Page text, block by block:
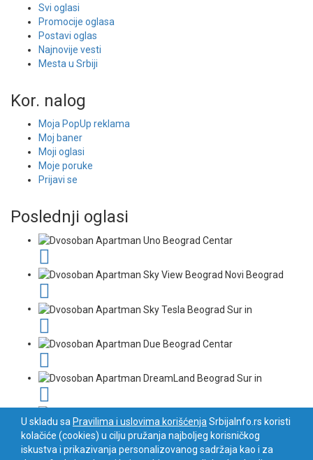
Svi oglasi
Promocije oglasa
Postavi oglas
Najnovije vesti
Mesta u Srbiji
Kor. nalog
Moja PopUp reklama
Moj baner
Moji oglasi
Moje poruke
Prijavi se
Poslednji oglasi
Srbija Info©2026. Sva prava zadržana. Pogledajte i
U skladu sa Pravilima i uslovima korišćenja SrbijaInfo.rs koristi
kolačiće (cookies) u cilju pružanja najboljeg korisničkog
iskustva i prikazivanja personalizovanog sadržaja kao i za